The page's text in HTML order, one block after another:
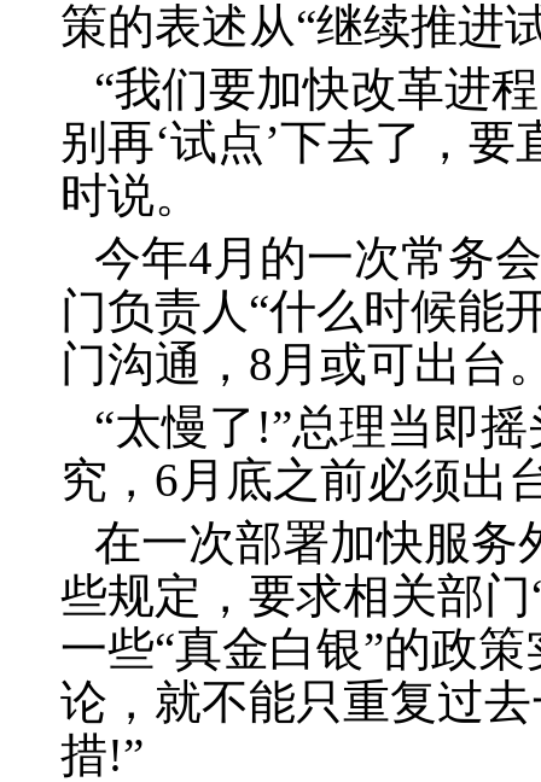
策的表述从“继续推进
“我们要加快改革进
别再‘试点’下去了，
时说。
今年4月的一次常务
门负责人“什么时候能
门沟通， 8 月或可出台
“太慢了 !”总理当即
究， 6月底之前必须出
在一次部署加快服务
些规定，要求相关部
一些“真金白银”的政
论，就不能只重复过
措!”